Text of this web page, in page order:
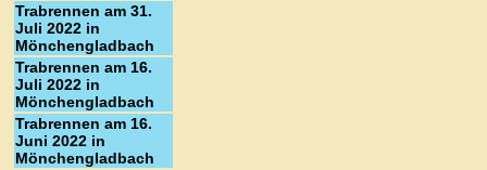
Trabrennen am 31.
Juli 2022 in
Mönchengladbach
Trabrennen am 16.
Juli 2022 in
Mönchengladbach
Trabrennen am 16.
Juni 2022 in
Mönchengladbach